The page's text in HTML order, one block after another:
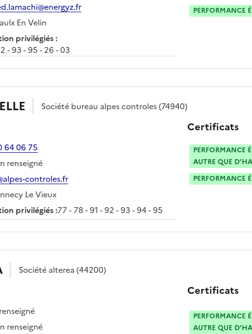
En Velin
privilégiés:
- 93 - 95 - 26 - 03
PERFORMANCE
Société bureau alpes controles(74940)
64 06 75
renseigné
controles.fr
Le Vieux
privilégiés:77 - 78 - 91 - 92 - 93 - 94 - 95
Certificats
PERFORMANCE
AUTRE QUE
PERFORMANCE
Société alterea (44200)
renseigné
Certificats
PERFORMANCE
AUTRE QUE